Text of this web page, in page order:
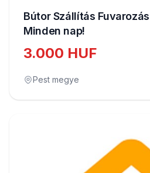
Bútor Szállítás
Minden nap!
3.000 HUF
Pest megye